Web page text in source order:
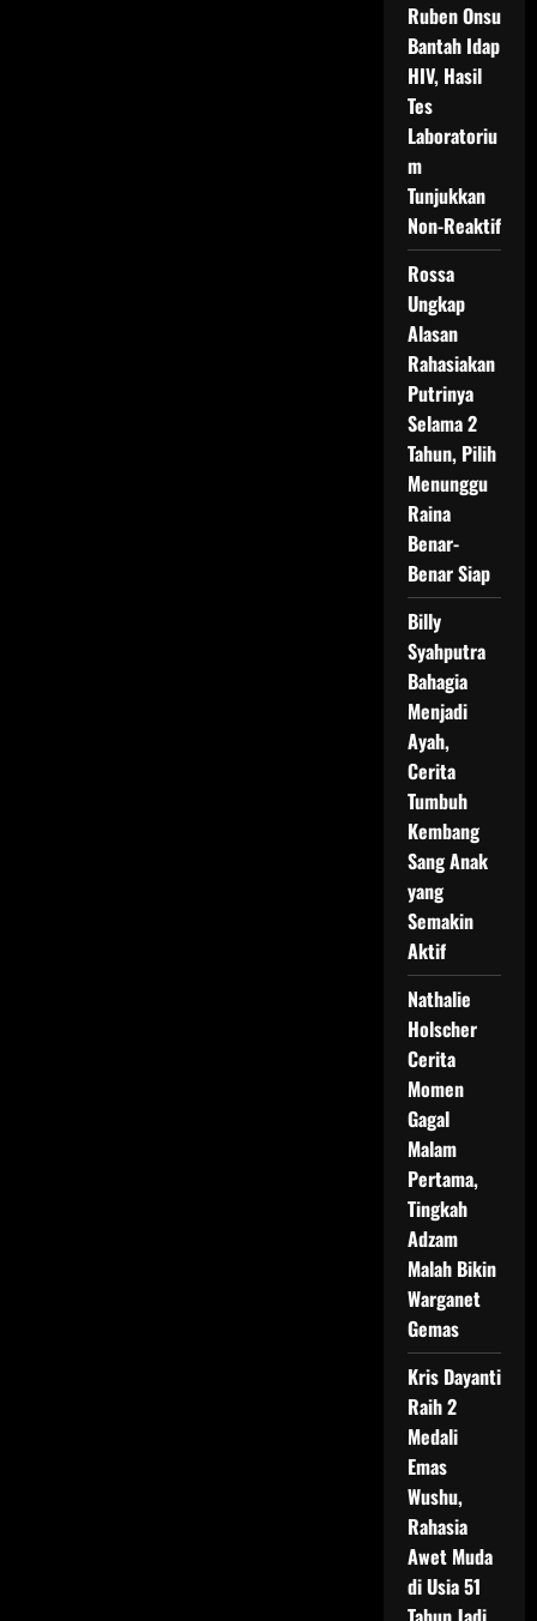
Ruben Onsu
Bantah Idap
HIV, Hasil
Tes
Laboratoriu
m
Tunjukkan
Non-Reaktif
Rossa
Ungkap
Alasan
Rahasiakan
Putrinya
Selama 2
Tahun, Pilih
Menunggu
Raina
Benar-
Benar Siap
Billy
Syahputra
Bahagia
Menjadi
Ayah,
Cerita
Tumbuh
Kembang
Sang Anak
yang
Semakin
Aktif
Nathalie
Holscher
Cerita
Momen
Gagal
Malam
Pertama,
Tingkah
Adzam
Malah Bikin
Warganet
Gemas
Kris Dayanti
Raih 2
Medali
Emas
Wushu,
Rahasia
Awet Muda
di Usia 51